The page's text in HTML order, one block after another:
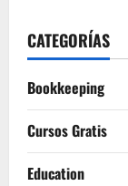
CATEGORÍAS
Bookkeeping
Cursos Gratis
Education